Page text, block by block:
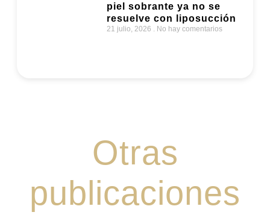
piel sobrante ya no se
resuelve con liposucción
21 julio, 2026 No hay comentarios
Otras
publicaciones